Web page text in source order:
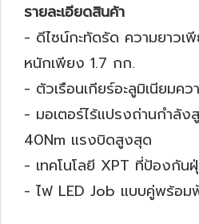
รายละเอียดสินค้า
- ดีไซน์กะทัดรัด ความยาวเ
หนักเพียง 1.7 กก.
- ตัวเรือนเกียร์อะลูมิเนียมค
- มอเตอร์ไร้แปรงถ่านกำลั
40Nm แรงบิดสูงสุด
- เทคโนโลยี XPT ที่ป้องกัน
- ไฟ LED Job แบบคู่พร้อ